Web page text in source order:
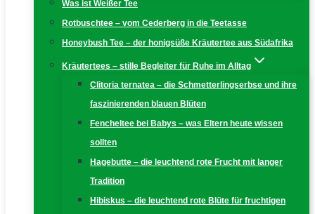
Was ist Weißer Tee
Rotbuschtee – vom Cederberg in die Teetasse
Honeybush Tee – der honigsüße Kräutertee aus Südafrika
Kräutertees – stille Begleiter für Ruhe im Alltag
Clitoria ternatea – die Schmetterlingserbse und ihre
faszinierenden blauen Blüten
Fencheltee bei Babys – was Eltern heute wissen
sollten
Hagebutte – die leuchtend rote Frucht mit langer
Tradition
Hibiskus – die leuchtend rote Blüte für fruchtigen